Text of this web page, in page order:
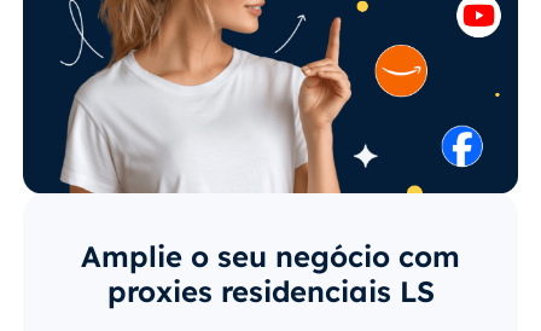
Amplie o seu negócio com
proxies residenciais LS